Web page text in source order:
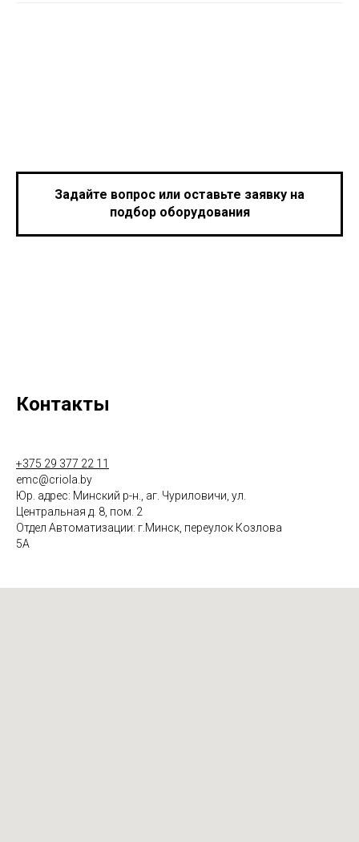
Задайте вопрос или оставьте заявку на
подбор оборудования
Контакты
+375 29 377 22 11
emc@criola.by
Юр. адрес: Минский р-н., аг. Чуриловичи, ул.
Центральная д. 8, пом. 2
Отдел Автоматизации: г.Минск, переулок Козлова
5А